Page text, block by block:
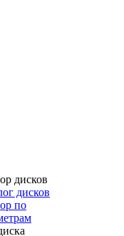
дисков
дисков
по